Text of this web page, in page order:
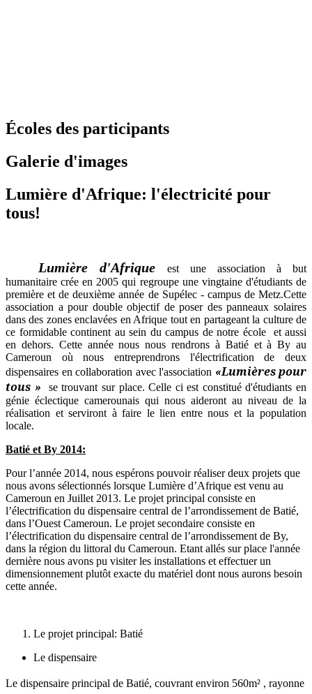
Écoles des participants
Galerie d'images
Lumière d'Afrique: l'électricité pour
tous!
Lumière d'Afrique
est une association à but
humanitairecrée en 2005 qui regroupe une vingtaine d'étudiants de
première et de deuxième année de Supélec - campus de Metz.Cette
association a pour double objectif de poser des panneaux solaires
dans des zones enclavées en Afrique tout en partageant la culture de
ce formidable continent au sein du campus de notre école et aussi
en dehors. Cette année nous nous rendrons à Batié et à By au
Cameroun où nous entreprendrons l'électrification de deux
dispensaires en collaboration avec l'association «Lumières pour
tous »
se trouvant sur place. Celle ci est constitué d'étudiants en
génie éclectique camerounais qui nous aideront au niveau de la
réalisation et serviront à faire le lien entre nous et la population
locale.
Batié et By 2014:
Pour l’année 2014, nous espérons pouvoir réaliser deux projets que
nous avons sélectionnés lorsque Lumière d’Afrique est venu au
Cameroun en Juillet 2013. Le projet principal consiste en
l’électrification du dispensaire central de l’arrondissement de Batié,
dans l’Ouest Cameroun. Le projet secondaire consiste en
l’électrification du dispensaire central de l’arrondissement de By,
dans la région du littoral du Cameroun. Etant allés sur place l'année
dernière nous avons pu visiter les installations et effectuer un
dimensionnement plutôt exacte du matériel dont nous aurons besoin
cette année.
Le projet principal: Batié
Le dispensaire
Le dispensaire principal de Batié, couvrant environ 560m² , rayonne